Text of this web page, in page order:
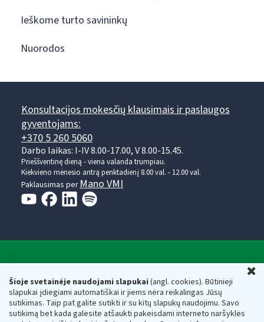
Šioje svetainėje naudojami slapukai(angl. cookies). Būtinieji
slapukai įdiegiami automatiškai ir jiems nėra reikalingas Jūsų
sutikimas. Taip pat galite sutikti ir su kitų slapukų naudojimu. Savo
sutikimą bet kada galėsite atšaukti pakeisdami interneto naršyklės
Ieškome turto savininkų
Nuorodos
Konsultacijos mokesčių klausimais ir paslaugos
gyventojams:
+370 5 260 5060
Darbo laikas: I-IV 8.00-17.00, V 8.00-15.45.
Prieššventinę dieną - viena valanda trumpiau.
Kiekvieno mėnesio antrą penktadienį 8.00 val. - 12.00 val.
Paklausimas per Mano VMI
Respublikos finansų ministerijos
Biudžetinė įstaiga. Juridinio asmens kodas — 188659752,
adresas: Vasario 16-osios g. 14, 01107 Vilnius, Lietuva, el.paštas: